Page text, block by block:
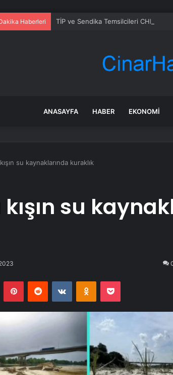
Haberleri TİP ve Sendika Temsilcileri CHP’yi
ANASAYFA HABER EKONOMI
su kaynaklarında kuraklık
su
PinterestReddit VKontakteOdnoklassniki
Pocket